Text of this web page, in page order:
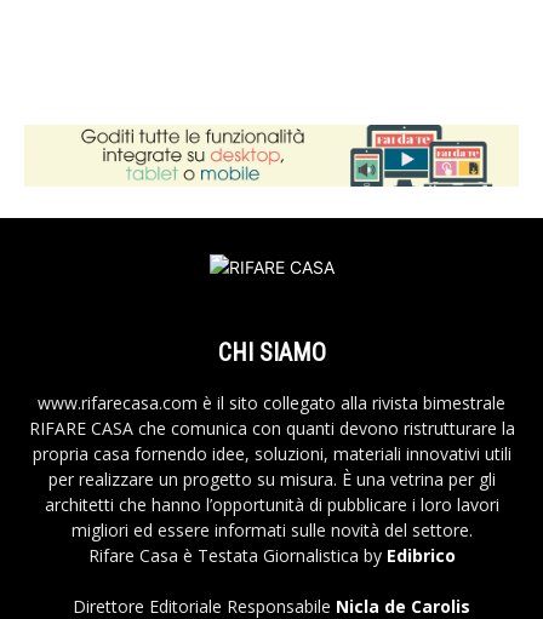
CHI SIAMO
www.rifarecasa.com è il sito collegato alla rivista bimestrale
RIFARE CASA che comunica con quanti devono ristrutturare la
propria casa fornendo idee, soluzioni, materiali innovativi utili
per realizzare un progetto su misura. È una vetrina per gli
architetti che hanno l’opportunità di pubblicare i loro lavori
migliori ed essere informati sulle novità del settore.
Rifare Casa è Testata Giornalistica by Edibrico
Direttore Editoriale Responsabile Nicla de Carolis